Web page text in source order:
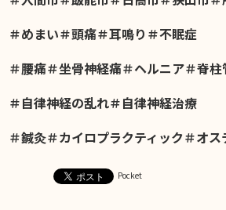
＃めまい＃頭痛＃耳鳴り＃不眠症
＃腰痛＃坐骨神経痛＃ヘルニア＃脊
＃自律神経の乱れ＃自律神経治療
＃鍼灸＃カイロプラクティック＃オス
Pocket